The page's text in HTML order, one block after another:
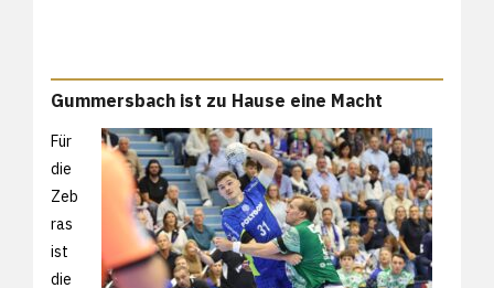
Gummersbach ist zu Hause eine Macht
Für
die
Zeb
ras
ist
die